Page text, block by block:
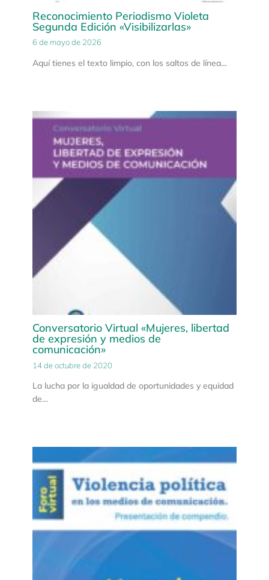
Reconocimiento Periodismo Violeta
Segunda Edición «Visibilizarlas»
6 de mayo de 2026
Aquí tienes el texto limpio, con los saltos de línea…
Conversatorio Virtual «Mujeres, libertad
de expresión y medios de
comunicación»
14 de octubre de 2020
La lucha por la igualdad de oportunidades y equidad
de…